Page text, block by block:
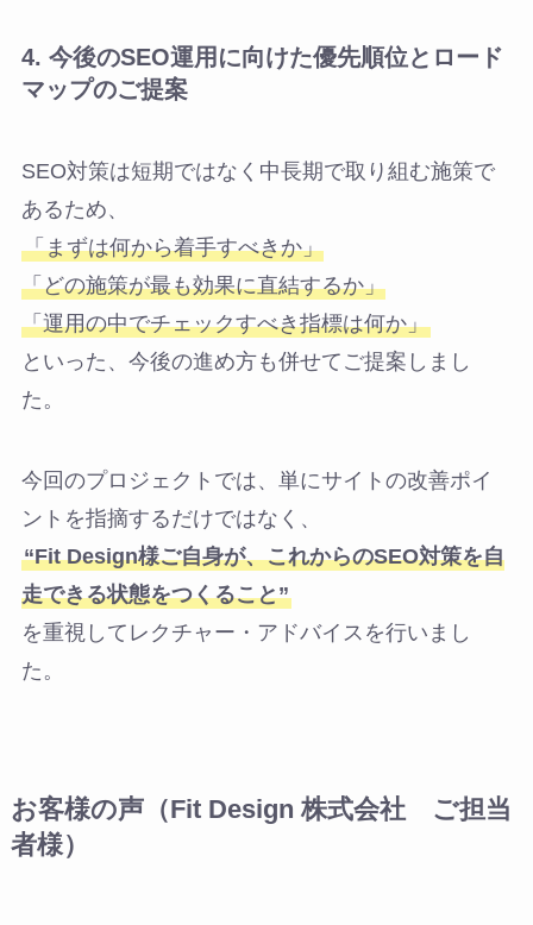
4. 今後のSEO運用に向けた優先順位とロード
マップのご提案
SEO対策は短期ではなく中長期で取り組む施策で
あるため、
「まずは何から着手すべきか」
「どの施策が最も効果に直結するか」
「運用の中でチェックすべき指標は何か」
といった、今後の進め方も併せてご提案しまし
た。
今回のプロジェクトでは、単にサイトの改善ポイ
ントを指摘するだけではなく、
“Fit Design様ご自身が、これからのSEO対策を自
走できる状態をつくること”
を重視してレクチャー・アドバイスを行いまし
た。
お客様の声（Fit Design 株式会社 ご担当
者様）